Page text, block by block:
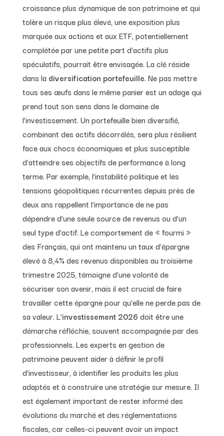
croissance plus dynamique de son patrimoine et qui
tolère un risque plus élevé, une exposition plus
marquée aux actions et aux ETF, potentiellement
complétée par une petite part d’actifs plus
spéculatifs, pourrait être envisagée. La clé réside
dans la diversification portefeuille. Ne pas mettre
tous ses œufs dans le même panier est un adage qui
prend tout son sens dans le domaine de
l’investissement. Un portefeuille bien diversifié,
combinant des actifs décorrélés, sera plus résilient
face aux chocs économiques et plus susceptible
d’atteindre ses objectifs de performance à long
terme. Par exemple, l’instabilité politique et les
tensions géopolitiques récurrentes depuis près de
deux ans rappellent l’importance de ne pas
dépendre d’une seule source de revenus ou d’un
seul type d’actif. Le comportement de « fourmi »
des Français, qui ont maintenu un taux d’épargne
élevé à 8,4% des revenus disponibles au troisième
trimestre 2025, témoigne d’une volonté de
sécuriser son avenir, mais il est crucial de faire
travailler cette épargne pour qu’elle ne perde pas de
sa valeur. L’investissement 2026 doit être une
démarche réfléchie, souvent accompagnée par des
professionnels. Les experts en gestion de
patrimoine peuvent aider à définir le profil
d’investisseur, à identifier les produits les plus
adaptés et à construire une stratégie sur mesure. Il
est également important de rester informé des
évolutions du marché et des réglementations
fiscales, car celles-ci peuvent avoir un impact